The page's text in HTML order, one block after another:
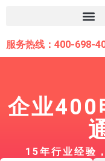
内
容
服务热线：400-698-
企业400
15年行业经验